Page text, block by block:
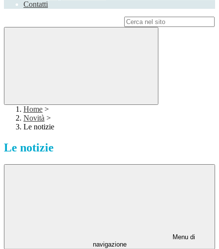
Contatti
Home >
Novità >
Le notizie
Le notizie
Menu di
navigazione